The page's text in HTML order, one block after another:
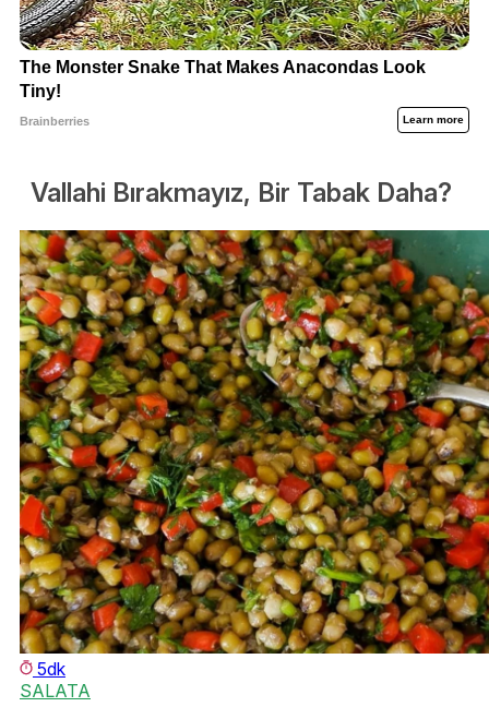
Vallahi Bırakmayız, Bir Tabak Daha?
5dk
SALATA